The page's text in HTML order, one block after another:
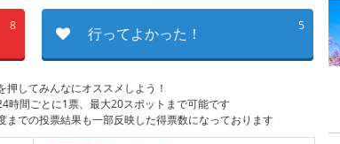
8 5
行ってよかった！
してみんなにオススメしよう！
間ごとに1票、最大20スポットまで可能です
での投票結果も一部反映した得票数になっております